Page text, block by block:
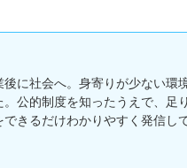
に社会へ。身寄りが少ない環
公的制度を知ったうえで、足
きるだけわかりやすく発信し